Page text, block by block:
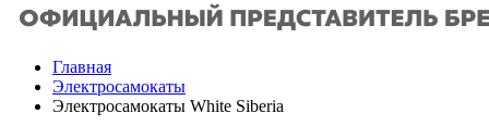
Главная
Электросамокаты
Электросамокаты White Siberia